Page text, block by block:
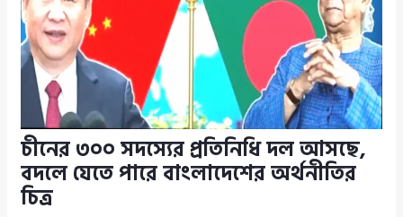
চীনের ৩০০ সদস্যের প্রতিনিধি দল আসছে,
বদলে যেতে পারে বাংলাদেশের অর্থনীতির
চিত্র